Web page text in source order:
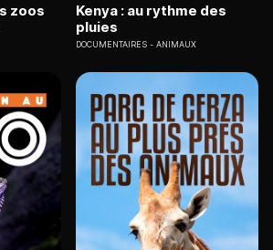
zoos
Kenya : au rythme des
pluies
DOCUMENTAIRES ANIMAUX